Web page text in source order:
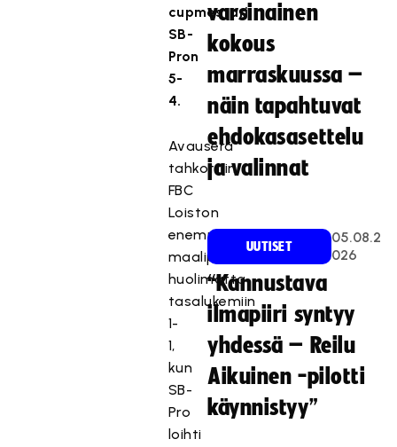
cupmestari
SB-
Pron
5-
4.
Avauserä
tahkottiin
FBC
Loiston
enemmistä
maalipaikoista
huolimatta
tasalukemiin
1-
1,
kun
SB-
Pro
loihti
varsinainen
kokous
marraskuussa –
näin tapahtuvat
ehdokasasettelu
ja valinnat
UUTISET
05.08.2
026
“Kannustava
ilmapiiri syntyy
yhdessä – Reilu
Aikuinen -pilotti
käynnistyy”